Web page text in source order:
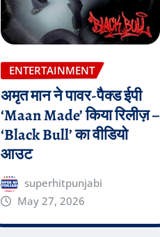
ENTERTAINMENT
अमृत मान ने पावर-पैक्ड ईपी
‘Maan Made’ किया रिलीज़ –
‘Black Bull’ का वीडियो
आउट
superhitpunjabi
May 27, 2026